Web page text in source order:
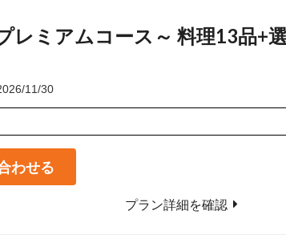
ミアムコース～ 料理13品+
11/30
わせる
プラン詳細を確認